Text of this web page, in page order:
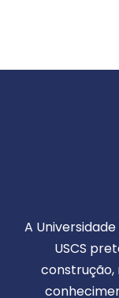
A
USCS
construção,